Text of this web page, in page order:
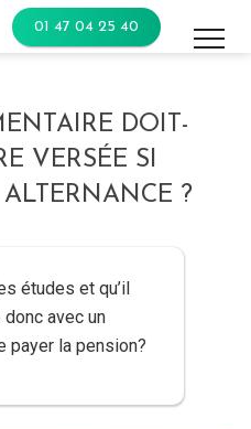
01 47 04 25 40
DOIT-
VERSÉE SI
?
études et qu’il
avec un
payer la pension?